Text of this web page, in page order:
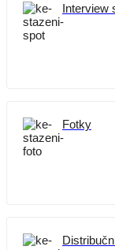
Interview
Fotky